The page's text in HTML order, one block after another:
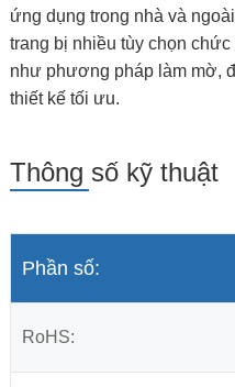
ứng dụng trong nhà và
trang bị nhiều tùy chọn
như phương pháp làm mờ,
thiết kế tối ưu.
Thông số kỹ thuật
Phần số:
RoHS: